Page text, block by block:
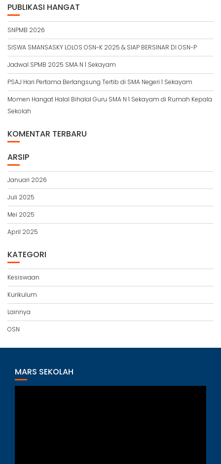
PUBLIKASI HANGAT
SNPMB 2026
SISWA SMANSASKY LOLOS OSN-K 2025 & SIAP BERSINAR DI OSN-P
Jadwal SPMB 2025 SMA N 1 Sekayam
PSAJ Hari Pertama Berlangsung Tertib di SMA Negeri 1 Sekayam
Momen Hangat Halal Bihalal Guru SMA N 1 Sekayam di Rumah Kepala
Sekolah
KOMENTAR TERBARU
ARSIP
Januari 2026
Juli 2025
Mei 2025
April 2025
KATEGORI
Kesiswaan
Kurikulum
Lainnya
OSN
MARS SEKOLAH